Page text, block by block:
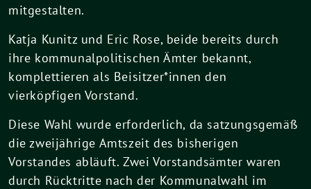
mitgestalten.
Katja Kunitz und Eric Rose, beide bereits durch
ihre kommunalpolitischen Ämter bekannt,
komplettieren als Beisitzer*innen den
vierköpfigen Vorstand.
Diese Wahl wurde erforderlich, da satzungsgemäß
die zweijährige Amtszeit des bisherigen
Vorstandes abläuft. Zwei Vorstandsämter waren
durch Rücktritte nach der Kommunalwahl im